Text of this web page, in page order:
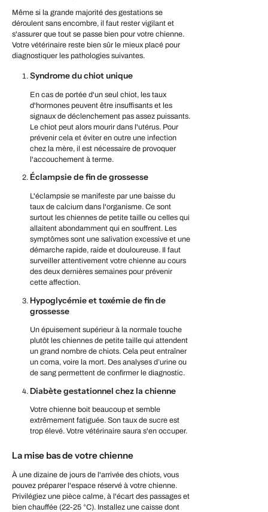
Même si la grande majorité des gestations se
déroulent sans encombre, il faut rester vigilant et
s'assurer que tout se passe bien pour votre chienne.
Votre vétérinaire reste bien sûr le mieux placé pour
diagnostiquer les pathologies suivantes.
Syndrome du chiot unique
En cas de portée d'un seul chiot, les taux
d'hormones peuvent être insuffisants et les
signaux de déclenchement pas assez puissants.
Le chiot peut alors mourir dans l'utérus. Pour
prévenir cela et éviter en outre une infection
chez la mère, il est nécessaire de provoquer
l'accouchement à terme.
Éclampsie de fin de grossesse
L'éclampsie se manifeste par une baisse du
taux de calcium dans l'organisme. Ce sont
surtout les chiennes de petite taille ou celles qui
allaitent abondamment qui en souffrent. Les
symptômes sont une salivation excessive et une
démarche rapide, raide et douloureuse. Il faut
surveiller attentivement votre chienne au cours
des deux dernières semaines pour prévenir
cette affection.
Hypoglycémie et toxémie de fin de
grossesse
Un épuisement supérieur à la normale touche
plutôt les chiennes de petite taille qui attendent
un grand nombre de chiots. Cela peut entraîner
un coma, voire la mort. Des analyses d’urine ou
de sang permettent de confirmer le diagnostic.
Diabète gestationnel chez la chienne
Votre chienne boit beaucoup et semble
extrêmement fatiguée. Son taux de sucre est
trop élevé. Votre vétérinaire saura s'en occuper.
La mise bas de votre chienne
À une dizaine de jours de l'arrivée des chiots, vous
pouvez préparer l'espace réservé à votre chienne.
Privilégiez une pièce calme, à l'écart des passages et
bien chauffée (22-25 °C). Installez une caisse dont